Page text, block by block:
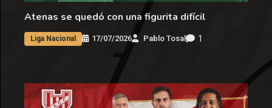
Atenas se quedó con una figurita difícil
Liga Nacional 17/07/2026 Pablo Tosal 1